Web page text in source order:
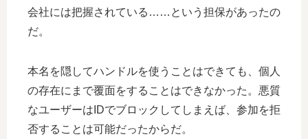
会社には把握されている……という担保があったの
だ。
本名を隠してハンドルを使うことはできても、個人
の存在にまで覆面をすることはできなかった。悪質
なユーザーはIDでブロックしてしまえば、参加を拒
否することは可能だったからだ。